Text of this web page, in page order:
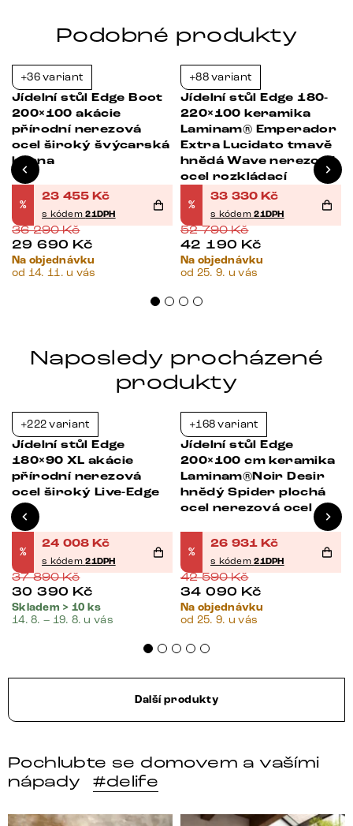
Podobné produkty
+36 variant
Jídelní stůl Edge Boot
200×100 akácie
přírodní nerezová
ocel široký švýcarská
hrana
%
23 455 Kč
s kódem21DPH
36 290Kč
29 690 Kč
Na objednávku
od 14. 11. u vás
+88 variant
Jídelní stůl Edge 180-
220×100 keramika
Laminam® Emperador
Extra Lucidato tmavě
hnědá Wave nerezová
ocel rozkládací
%
33 330 Kč
s kódem21DPH
52 790Kč
42 190 Kč
Na objednávku
od 25. 9. u vás
Naposledy procházené
produkty
+222 variant
Jídelní stůl Edge
180×90 XL akácie
přírodní nerezová
ocel široký Live-Edge
%
24 008 Kč
s kódem21DPH
37 890Kč
30 390 Kč
Skladem > 10 ks
14. 8. – 19. 8. u vás
+168 variant
Jídelní stůl Edge
200×100 cm keramika
Laminam®Noir Desir
hnědý Spider plochá
ocel nerezová ocel
%
26 931 Kč
s kódem21DPH
42 590Kč
34 090 Kč
Na objednávku
od 25. 9. u vás
Další produkty
Pochlubte se domovem a vašími
nápady
#delife
DELIFE – Nábytek, který promění dům v domov. Domo
Místo, kam se budeš těšit